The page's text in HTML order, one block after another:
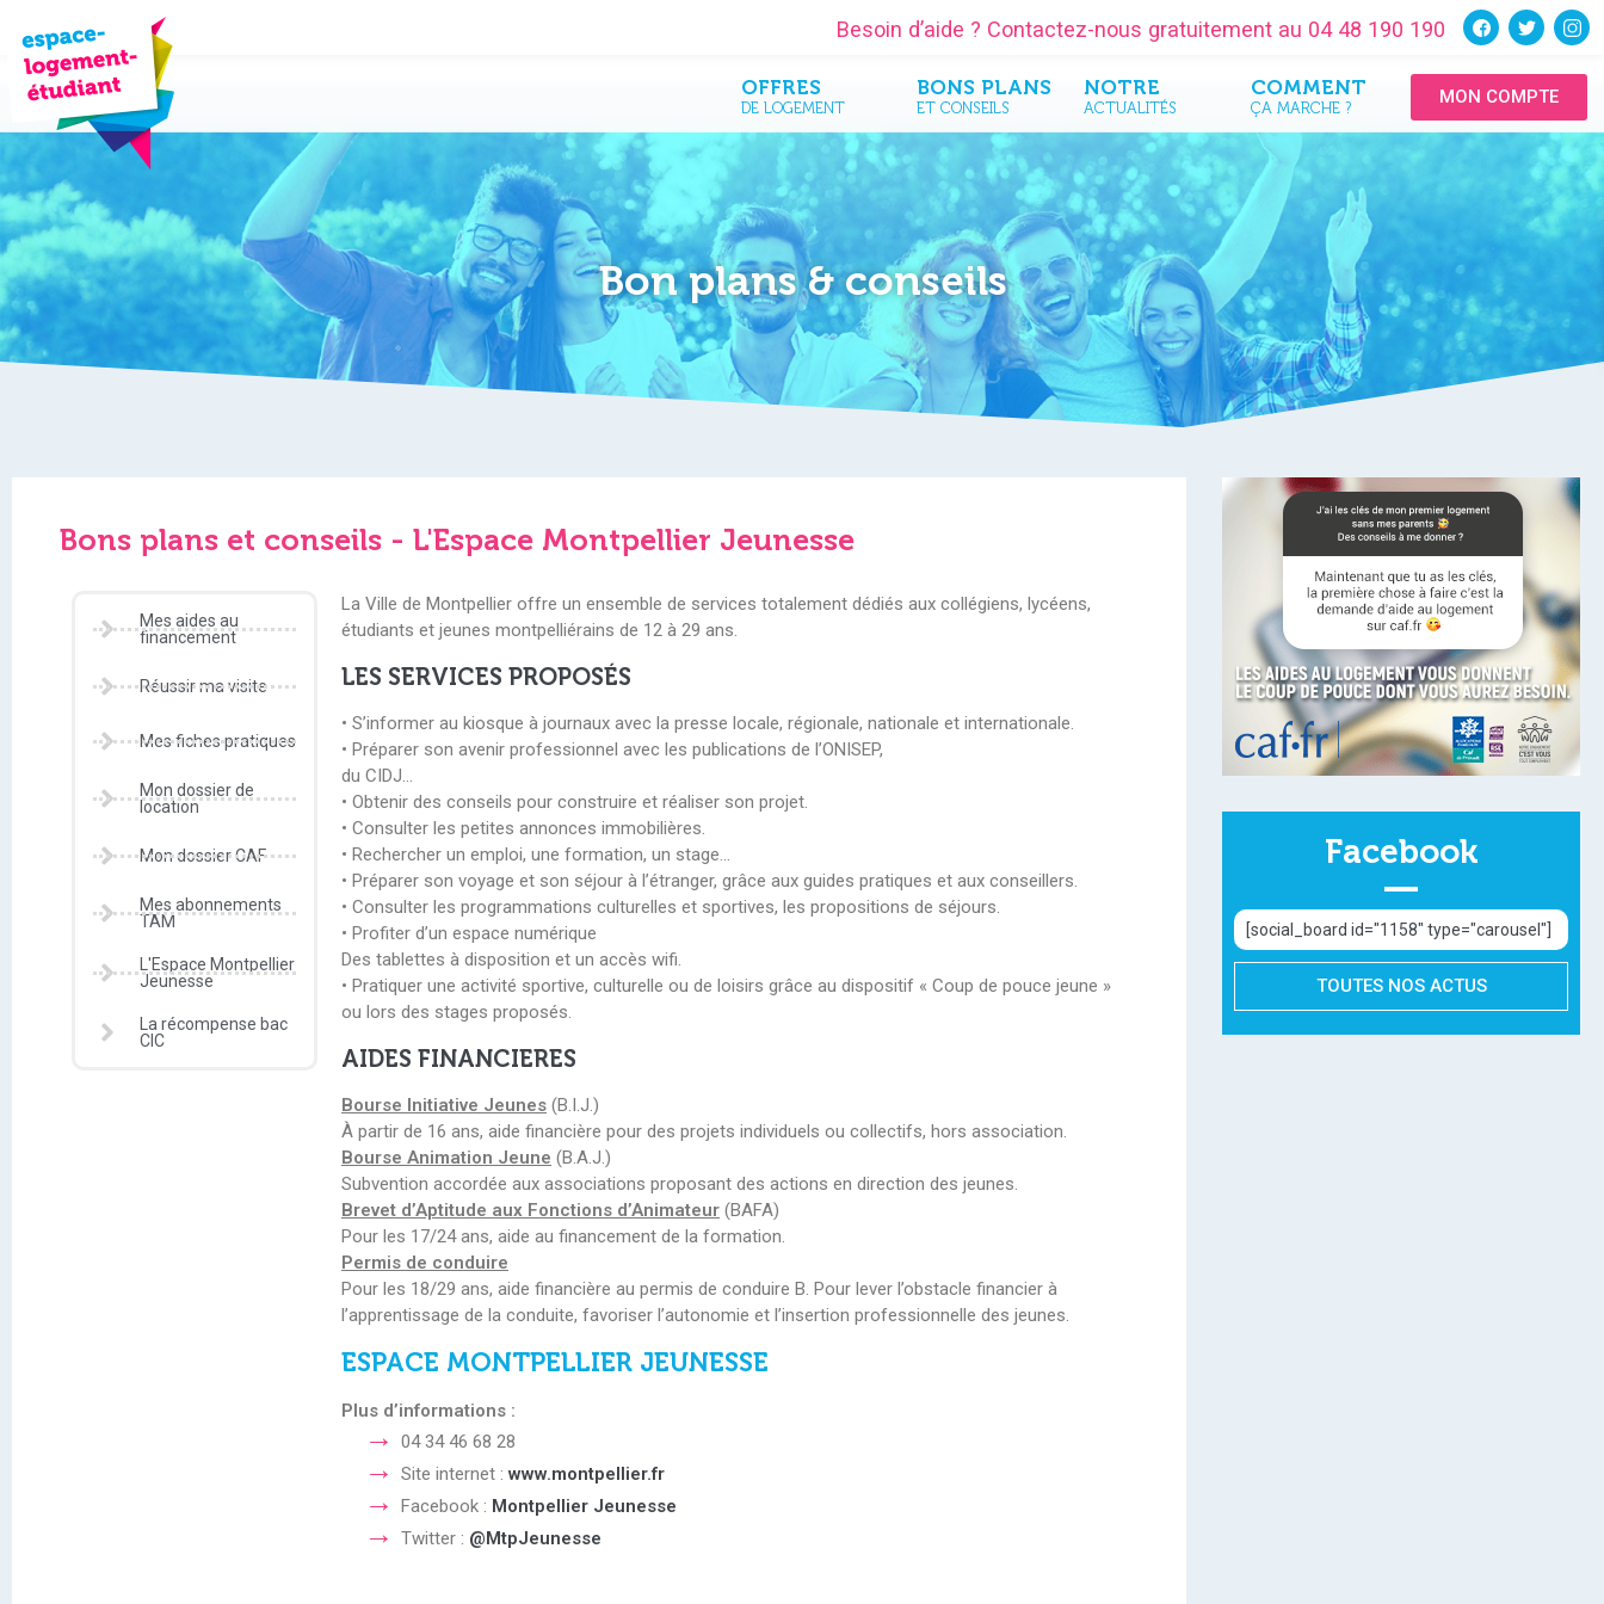
Besoin d’aide ? Contactez-nous gratuitement au 04 48 190 190
OFFRES
DE LOGEMENT
BONS PLANS
ET CONSEILS
NOTRE
ACTUALITÉS
COMMENT
ÇA MARCHE ?
MON COMPTE
Bon plans & conseils
Bons plans et conseils - L'Espace Montpellier Jeunesse
Mes aides au
financement
Réussir ma visite
Mes fiches pratiques
Mon dossier de
location
Mon dossier CAF
Mes abonnements
TAM
L'Espace Montpellier
Jeunesse
La récompense bac
CIC
La Ville de Montpellier offre un ensemble de services totalement dédiés aux collégiens, lycéens,
étudiants et jeunes montpelliérains de 12 à 29 ans.
LES SERVICES PROPOSÉS
• S’informer au kiosque à journaux avec la presse locale, régionale, nationale et internationale.
• Préparer son avenir professionnel avec les publications de l’ONISEP,
du CIDJ…
• Obtenir des conseils pour construire et réaliser son projet.
• Consulter les petites annonces immobilières.
• Rechercher un emploi, une formation, un stage…
• Préparer son voyage et son séjour à l’étranger, grâce aux guides pratiques et aux conseillers.
• Consulter les programmations culturelles et sportives, les propositions de séjours.
• Profiter d’un espace numérique
Des tablettes à disposition et un accès wifi.
• Pratiquer une activité sportive, culturelle ou de loisirs grâce au dispositif « Coup de pouce jeune »
ou lors des stages proposés.
AIDES FINANCIERES
Bourse Initiative Jeunes (B.I.J.)
À partir de 16 ans, aide financière pour des projets individuels ou collectifs, hors association.
Bourse Animation Jeune (B.A.J.)
Subvention accordée aux associations proposant des actions en direction des jeunes.
Brevet d’Aptitude aux Fonctions d’Animateur (BAFA)
Pour les 17/24 ans, aide au financement de la formation.
Permis de conduire
Pour les 18/29 ans, aide financière au permis de conduire B. Pour lever l’obstacle financier à
l’apprentissage de la conduite, favoriser l’autonomie et l’insertion professionnelle des jeunes.
ESPACE MONTPELLIER JEUNESSE
Plus d’informations :
04 34 46 68 28
Site internet :www.montpellier.fr
Facebook : Montpellier Jeunesse
Twitter : @MtpJeunesse
Facebook
[social_board id="1158" type="carousel"]
TOUTES NOS ACTUS